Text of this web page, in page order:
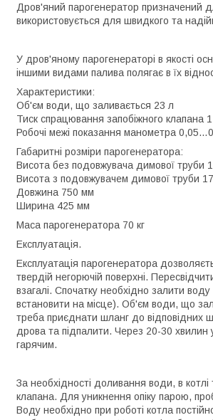
Дров'яний парогенератор призначений
використовується для швидкого та
У дров'яному парогенераторі в якості
іншими видами палива полягає в їх
Характеристики:
Об'єм води, що заливається 23 л
Тиск спрацювання запобіжного клапана
Робочі межі показання манометра
Габаритні розміри парогенератора:
Висота без подовжувача димової труби
Висота з подовжувачем димової труби
Довжина 750 мм
Ширина 425 мм
Маса парогенератора 70 кг
Експлуатація.
Експлуатація парогенератора
твердій негорючій поверхні.
взагалі. Спочатку необхідно залити
встановити на місце). Об'єм води, що
треба приєднати шланг до відповідних
дрова та підпалити. Через 20-30 хвилин
гарячим.
За необхідності доливання води, в
клапана. Для уникнення опіку парою,
Воду необхідно при роботі котла